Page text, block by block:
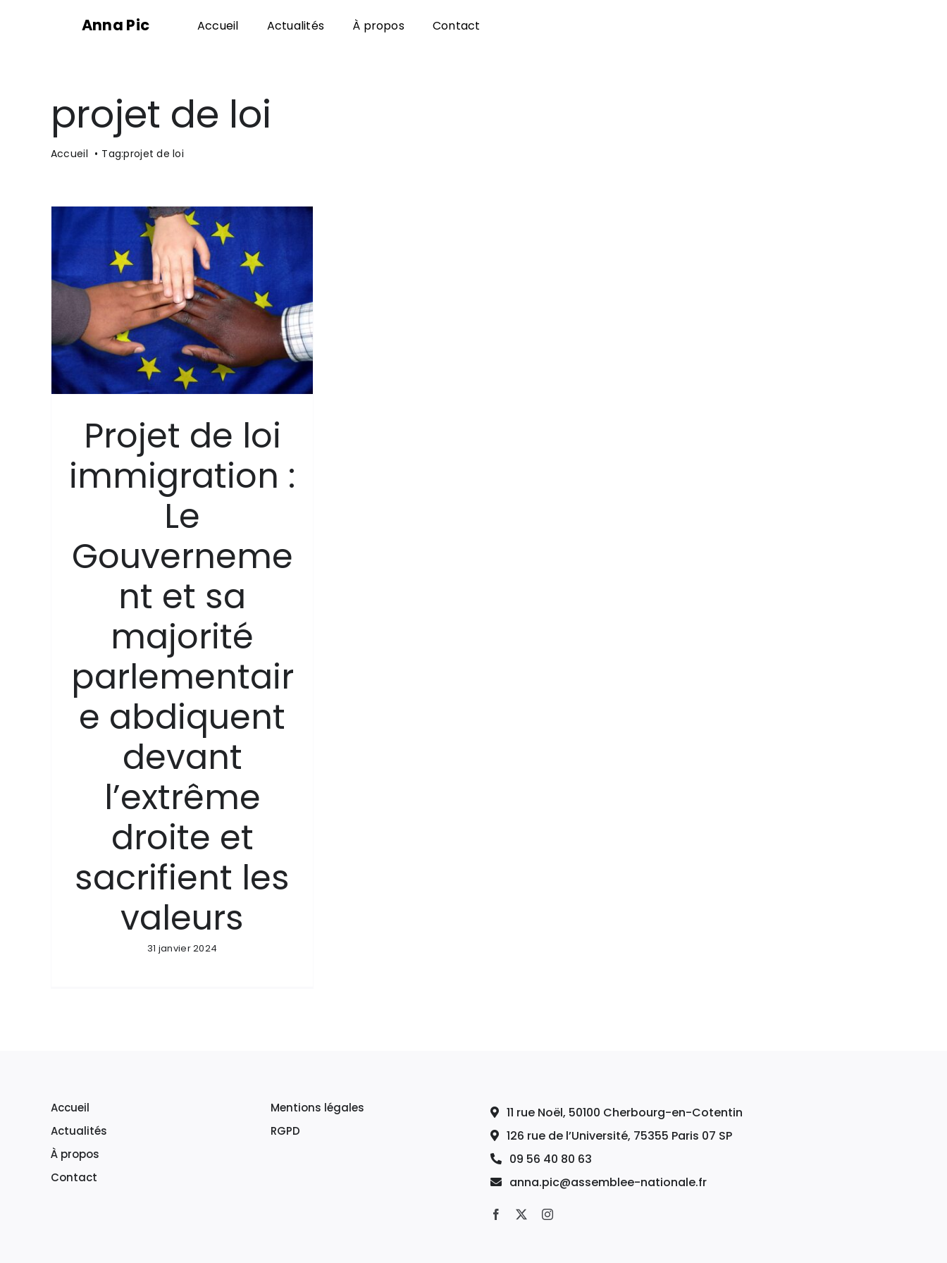
Anna Pic Accueil Actualités À propos Contact
projet de loi
Accueil Tag:projet de loi
Projet de loi
immigration :
Le
Gouverneme
nt et sa
majorité
parlementair
e abdiquent
devant
l’extrême
droite et
sacrifient les
valeurs
31 janvier 2024
Accueil
Actualités
À propos
Contact
Mentions légales
RGPD
11 rue Noël, 50100 Cherbourg-en-Cotentin
126 rue de l’Université, 75355 Paris 07 SP
09 56 40 80 63
anna.pic@assemblee-nationale.fr